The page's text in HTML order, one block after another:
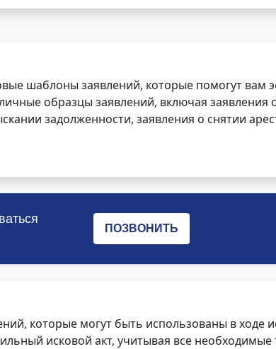
шаблоны заявлений, которые помогут
образцы заявлений, включая заявления
задолженности, заявления о снятии
которые могут быть использованы в
исковой акт, учитывая все